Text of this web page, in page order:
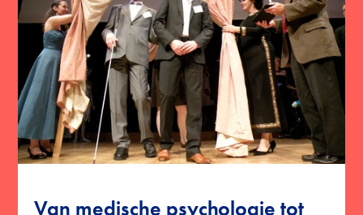
Van medische psychologie tot